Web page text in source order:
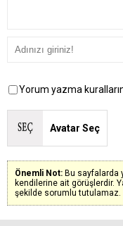
Yorum yazma
Avatar Seç
Önemli Not: Bu sayfalarda
kendilerine ait görüşlerdir.
şekilde sorumlu tutulamaz.